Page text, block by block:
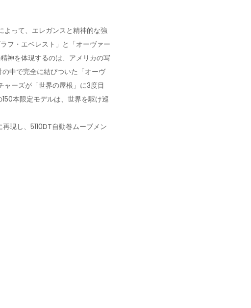
よって、エレガンスと精神的な強
フ・エベレスト」と「オーヴァー
神を体現するのは、アメリカの写
中で完全に結びついた「オーヴ
ャーズが「世界の屋根」に3度目
本限定モデルは、世界を駆け巡
現し、5110DT自動巻ムーブメン